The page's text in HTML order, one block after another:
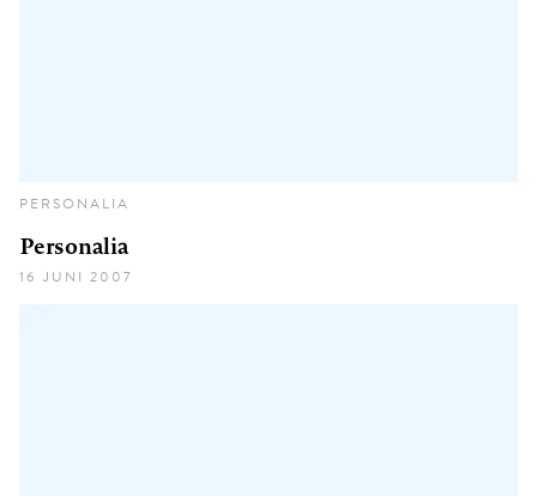
PERSONALIA
Personalia
16 JUNI 2007